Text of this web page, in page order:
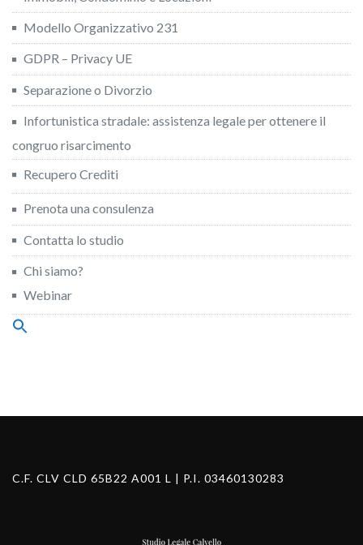
Modello Organizzativo 231
GDPR – Privacy UE
Separazione o Divorzio
Infortunistica stradale: assistenza legale per ottenere il
congruo risarcimento
Recupero Crediti
Prenota una consulenza
Contatta lo studio
Chi siamo?
Webinar
Search
C.F. CLV CLD 65B22 A001 L | P.I. 03460130283